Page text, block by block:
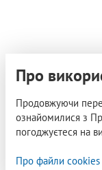
Про
Продовжуючи
ознайомилися з
погоджуєтеся на
Про файли cookies